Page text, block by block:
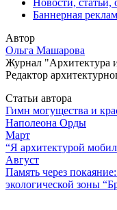
Баннерная
Автор
Ольга Машарова
Журнал "Архитектура
Редактор
Статьи автора
Гимн могущества и
Наполеона Орды
Март
“Я архитектурой
Август
Память через
экологической зоны